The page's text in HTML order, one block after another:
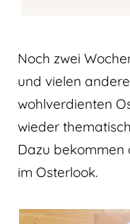
Noch zwei
und vielen
wohlverdienten
wieder
Dazu bekommen
im Osterlook.